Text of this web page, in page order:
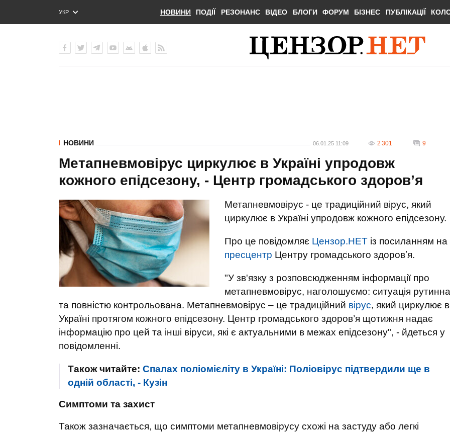
УКР
ENG
НОВИНИ ПОДІЇ РЕЗОНАНС ВІДЕО БЛОГИ ФОРУМ БІЗНЕС ПУБЛІКАЦІЇ
НОВИНИ 06.01.25 11:09 2 301 9
Метапневмовірус циркулює в Україні упродовж
кожного епідсезону, - Центр громадського здоров’я
Метапневмовірус - це традиційний вірус, який
циркулює в Україні упродовж кожного епідсезону.
Про це повідомляє Цензор.НЕТ із посиланням на
пресцентр Центру громадського здоровʼя.
"У зв'язку з розповсюдженням інформації про
метапневмовірус, наголошуємо: ситуація рутинна
та повністю контрольована. Метапневмовірус – це традиційний вірус, який циркулює в
Україні протягом кожного епідсезону. Центр громадського здоров’я щотижня надає
інформацію про цей та інші віруси, які є актуальними в межах епідсезону", - йдеться у
повідомленні.
Також читайте: Спалах поліомієліту в Україні: Поліовірус підтвердили ще в
одній області, - Кузін
Симптоми та захист
Також зазначається, що симптоми метапневмовірусу схожі на застуду або легкі